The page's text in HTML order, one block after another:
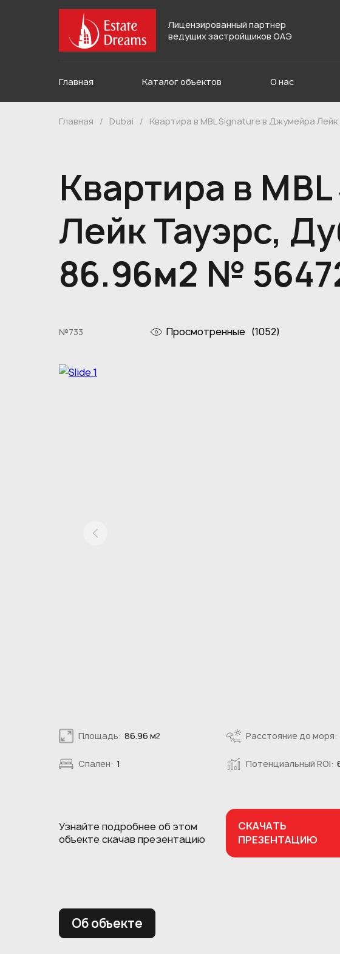
Лицензированный партнер
ведущих застройщиков ОАЭ
Главная Каталог объектов О нас
Главная / Dubai / Квартира в MBL Signature в Джумейра
Квартира в
Лейк Тауэрс,
86.96м2 №
№733 Просмотренные (1052)
Площадь: 86.96 м2
Спален: 1
Расстояние до моря:
Потенциальный ROI:
Узнайте подробнее об этом
объектескачав презентацию
СКАЧАТЬ
ПРЕЗЕНТАЦИЮ
Об объекте